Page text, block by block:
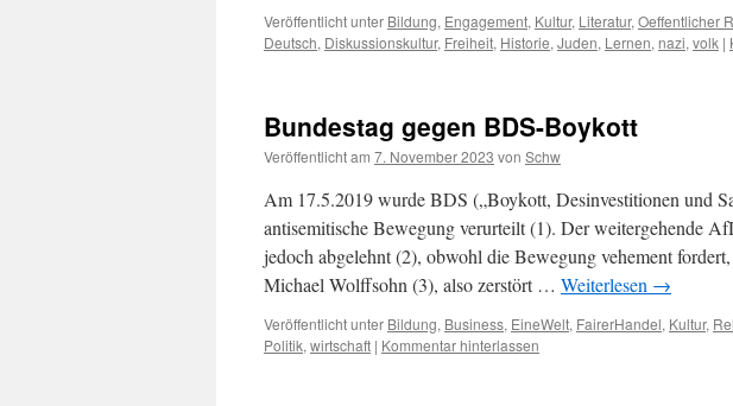
Veröffentlicht unter Bildung, Engagement, Kultur, Literatur, Oeffentlicher
Deutsch, Diskussionskultur, Freiheit, Historie, Juden, Lernen, nazi, volk |
Bundestag gegen BDS-Boykott
Veröffentlicht am 7. November 2023 von Schw
Am 17.5.2019 wurde BDS („Boykott, Desinvestitionen und
antisemitische Bewegung verurteilt (1). Der weitergehende
jedoch abgelehnt (2), obwohl die Bewegung vehement
Michael Wolffsohn (3), also zerstört … Weiterlesen →
Veröffentlicht unter Bildung, Business, EineWelt, FairerHandel, Kultur,
Politik, wirtschaft | Kommentar hinterlassen